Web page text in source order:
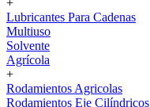
+
Lubricantes Para Cadenas
Multiuso
Solvente
Agrícola
+
Rodamientos Agricolas
Rodamientos Eje Cilíndricos